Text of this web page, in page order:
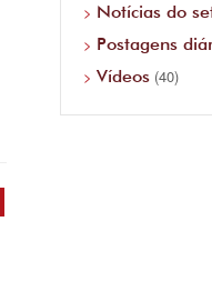
Notícias do
Postagens
Vídeos (40)